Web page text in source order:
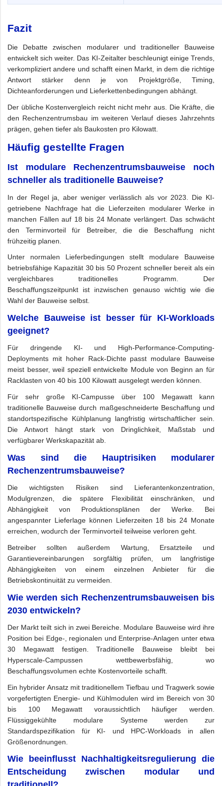
Fazit
Die Debatte zwischen modularer und traditioneller Bauweise
entwickelt sich weiter. Das KI-Zeitalter beschleunigt einige Trends,
verkompliziert andere und schafft einen Markt, in dem die richtige
Antwort stärker denn je von Projektgröße, Timing,
Dichteanforderungen und Lieferkettenbedingungen abhängt.
Der übliche Kostenvergleich reicht nicht mehr aus. Die Kräfte, die
den Rechenzentrumsbau im weiteren Verlauf dieses Jahrzehnts
prägen, gehen tiefer als Baukosten pro Kilowatt.
Häufig gestellte Fragen
Ist modulare Rechenzentrumsbauweise noch
schneller als traditionelle Bauweise?
In der Regel ja, aber weniger verlässlich als vor 2023. Die KI-
getriebene Nachfrage hat die Lieferzeiten modularer Werke in
manchen Fällen auf 18 bis 24 Monate verlängert. Das schwächt
den Terminvorteil für Betreiber, die die Beschaffung nicht
frühzeitig planen.
Unter normalen Lieferbedingungen stellt modulare Bauweise
betriebsfähige Kapazität 30 bis 50 Prozent schneller bereit als ein
vergleichbares traditionelles Programm. Der
Beschaffungszeitpunkt ist inzwischen genauso wichtig wie die
Wahl der Bauweise selbst.
Welche Bauweise ist besser für KI-Workloads
geeignet?
Für dringende KI- und High-Performance-Computing-
Deployments mit hoher Rack-Dichte passt modulare Bauweise
meist besser, weil speziell entwickelte Module von Beginn an für
Racklasten von 40 bis 100 Kilowatt ausgelegt werden können.
Für sehr große KI-Campusse über 100 Megawatt kann
traditionelle Bauweise durch maßgeschneiderte Beschaffung und
standortspezifische Kühlplanung langfristig wirtschaftlicher sein.
Die Antwort hängt stark von Dringlichkeit, Maßstab und
verfügbarer Werkskapazität ab.
Was sind die Hauptrisiken modularer
Rechenzentrumsbauweise?
Die wichtigsten Risiken sind Lieferantenkonzentration,
Modulgrenzen, die spätere Flexibilität einschränken, und
Abhängigkeit von Produktionsplänen der Werke. Bei
angespannter Lieferlage können Lieferzeiten 18 bis 24 Monate
erreichen, wodurch der Terminvorteil teilweise verloren geht.
Betreiber sollten außerdem Wartung, Ersatzteile und
Garantievereinbarungen sorgfältig prüfen, um langfristige
Abhängigkeiten von einem einzelnen Anbieter für die
Betriebskontinuität zu vermeiden.
Wie werden sich Rechenzentrumsbauweisen bis
2030 entwickeln?
Der Markt teilt sich in zwei Bereiche. Modulare Bauweise wird ihre
Position bei Edge-, regionalen und Enterprise-Anlagen unter etwa
30 Megawatt festigen. Traditionelle Bauweise bleibt bei
Hyperscale-Campussen wettbewerbsfähig, wo
Beschaffungsvolumen echte Kostenvorteile schafft.
Ein hybrider Ansatz mit traditionellem Tiefbau und Tragwerk sowie
vorgefertigten Energie- und Kühlmodulen wird im Bereich von 30
bis 100 Megawatt voraussichtlich häufiger werden.
Flüssiggekühlte modulare Systeme werden zur
Standardspezifikation für KI- und HPC-Workloads in allen
Größenordnungen.
Wie beeinflusst Nachhaltigkeitsregulierung die
Entscheidung zwischen modular und